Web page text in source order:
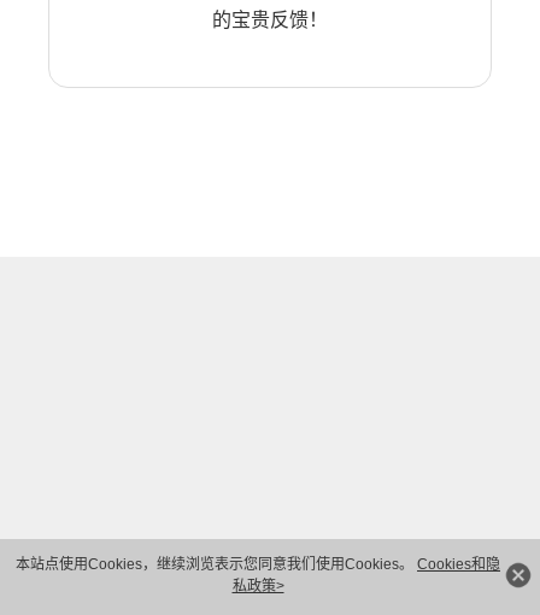
本站点使用Cookies，继续浏览表示您同意我们使用Cookies。 Cookies和隐
私政策>
的宝贵反馈！